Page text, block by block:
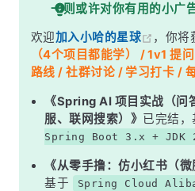
核心答案
深度解析
一、对称加密：一把钥匙开一
二、非对称加密：两把钥匙，各
三、两种加密方式的对比
五、非对称加密的另一个重要
一则或许对你有用的小广
欢迎加入小哈的星球 ，你将
（4个项目都能学） / 1v1 提
路线 / 社群讨论 / 学习打卡 /
《Spring AI 项目实战（问
服、联网搜索）》 已完结，
Spring Boot 3.x + JDK
《从零手撸：仿小红书（微
基于
Spring Cloud